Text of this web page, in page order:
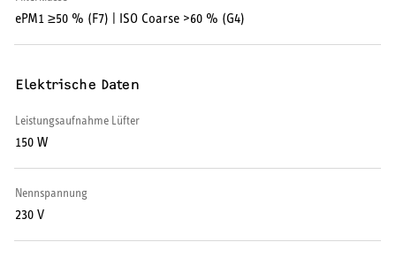
Durchlauferhitzer
Warmwasserspeicher
Wohnungsstationen
Kochendwassergeräte
ePM1 ≥50 % (F7) | ISO Coarse >60 % (G4)
Elektrische Daten
Leistungsaufnahme Lüfter
150 W
Nennspannung
230 V